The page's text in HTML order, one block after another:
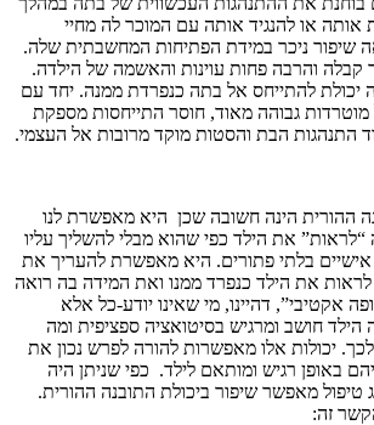
אותה או להנגיד אותה עם המוכר לה מחיי
שיפור ניכר במידת הפתיחות המחשבתית שלה.
קבלה והרבה פחות עוינות והאשמה של הילדה.
להתייחס אל בתה כנפרדת ממנה. יחד עם
מוטרדות גבוהה מאוד, חוסר התייחסות מספקת
התנהגות הבת והסטות מוקד מרובות אל העצמי.
ההורית הינה חשובה שכן היא מאפשרת לנו
“לראות” את הילד כפי שהוא מבלי להשליך עליו
אישיים בלתי פתורים. היא מאפשרת להעריך את
לראות את הילד כנפרד ממנו ואת המידה בה רואה
אקטיבי”, דהיינו, מי שאינו יודע-כל אלא
הילד חושב ומרגיש בסיטואציה ספציפית ומה
לכך. יכולות אלו מאפשרות להורה לפרש נכון את
באופן רגיש ומותאם לילד. כפי שניתן היה
מאפשר שיפור ביכולת התובנה ההורית.
זה: